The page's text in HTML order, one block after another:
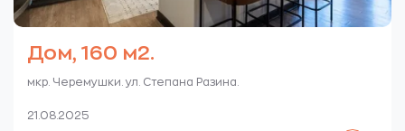
Дом, 160 м2.
мкр. Черемушки. ул. Степана Разина.
21.08.2025